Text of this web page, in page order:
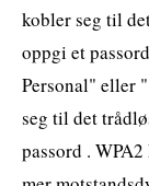
kobler seg til
oppgi et
Personal" eller
seg til det
passord .